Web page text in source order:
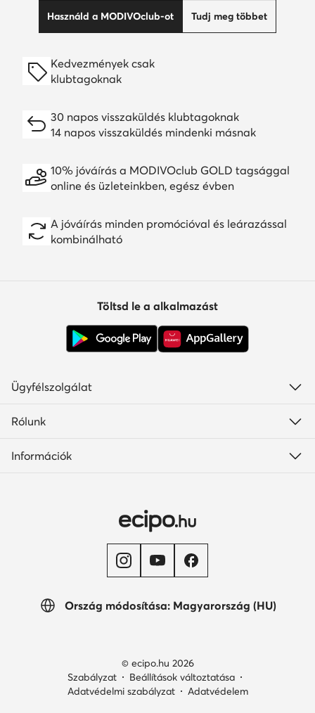
Használd a MODIVOclub-ot Tudj meg többet
Kedvezmények csak
klubtagoknak
30 napos visszaküldés klubtagoknak
14 napos visszaküldés mindenki másnak
10% jóváírás a MODIVOclub GOLD tagsággal
online és üzleteinkben, egész évben
A jóváírás minden promócióval és leárazással
kombinálható
Ország módosítása: Magyarország (HU)
Töltsd le a alkalmazást
Ügyfélszolgálat
Rólunk
Információk
© ecipo.hu 2026
Szabályzat
Beállítások változtatása
Adatvédelmi szabályzat
Adatvédelem